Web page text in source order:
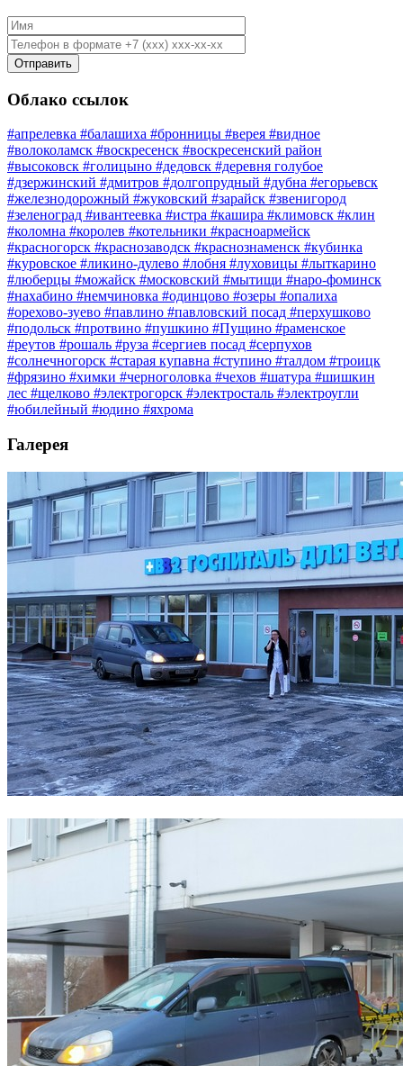
Имя
Телефон *
Отправить
Облако ссылок
#апрелевка #балашиха #бронницы #верея #видное
#волоколамск #воскресенск #воскресенский район
#высоковск #голицыно #дедовск #деревня голубое
#дзержинский #дмитров #долгопрудный #дубна #егорьевск
#железнодорожный #жуковский #зарайск #звенигород
#зеленоград #ивантеевка #истра #кашира #климовск #клин
#коломна #королев #котельники #красноармейск
#красногорск #краснозаводск #краснознаменск #кубинка
#куровское #ликино-дулево #лобня #луховицы #лыткарино
#люберцы #можайск #московский #мытищи #наро-фоминск
#нахабино #немчиновка #одинцово #озеры #опалиха
#орехово-зуево #павлино #павловский посад #перхушково
#подольск #протвино #пушкино #Пущино #раменское
#реутов #рошаль #руза #сергиев посад #серпухов
#солнечногорск #старая купавна #ступино #талдом #троицк
#фрязино #химки #черноголовка #чехов #шатура #шишкин
лес #щелково #электрогорск #электросталь #электроугли
#юбилейный #юдино #яхрома
Галерея